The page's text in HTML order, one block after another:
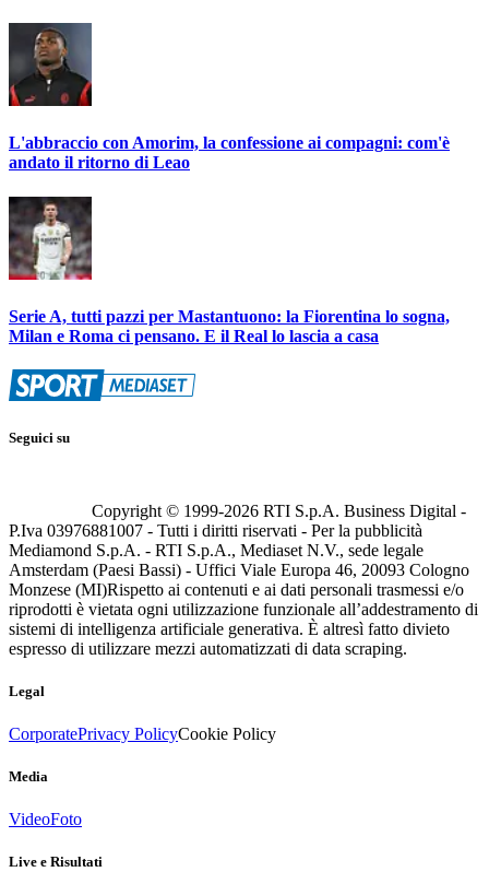
L'abbraccio con Amorim, la confessione ai compagni: com'è
andato il ritorno di Leao
Serie A, tutti pazzi per Mastantuono: la Fiorentina lo sogna,
Milan e Roma ci pensano. E il Real lo lascia a casa
Seguici su
Copyright © 1999-2026 RTI S.p.A. Business Digital -
P.Iva 03976881007 - Tutti i diritti riservati - Per la pubblicità
Mediamond S.p.A. - RTI S.p.A., Mediaset N.V., sede legale
Amsterdam (Paesi Bassi) - Uffici Viale Europa 46, 20093 Cologno
Monzese (MI)Rispetto ai contenuti e ai dati personali trasmessi e/o
riprodotti è vietata ogni utilizzazione funzionale all’addestramento di
sistemi di intelligenza artificiale generativa. È altresì fatto divieto
espresso di utilizzare mezzi automatizzati di data scraping.
Legal
CorporatePrivacy PolicyCookie Policy
Media
VideoFoto
Live e Risultati